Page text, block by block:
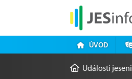
ÚVOD
Události